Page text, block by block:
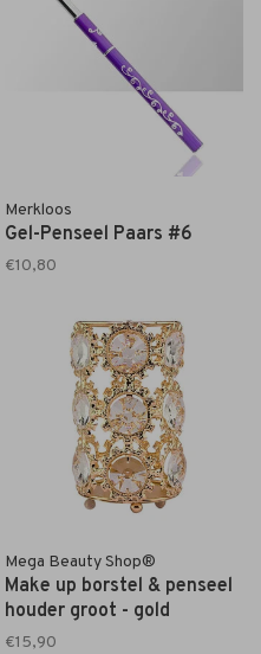
Merkloos
Gel-Penseel Paars #6
€10,80
Mega Beauty Shop®
Make up borstel & penseel
houder groot - gold
€15,90